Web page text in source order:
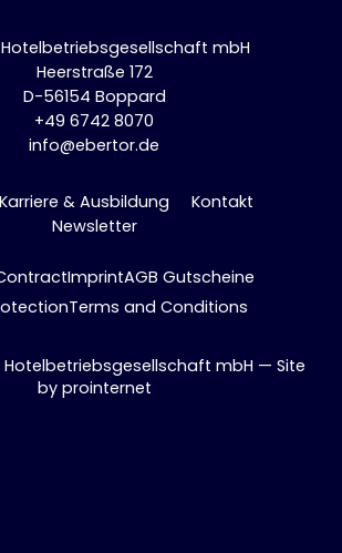
mbH
Heerstraße 172
D-56154 Boppard
+49 6742 8070
info@ebertor.de
Karriere & Ausbildung
Kontakt
Newsletter
ImprintAGB Gutscheine
Terms and Conditions
Hotelbetriebsgesellschaft mbH — Site
by prointernet